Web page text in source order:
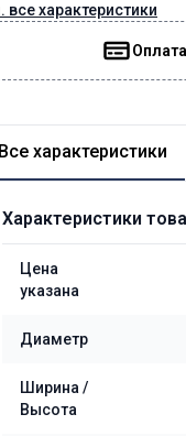
все характеристики
Все характеристики
Характеристики
Цена
указана
Диаметр
Ширина /
Высота